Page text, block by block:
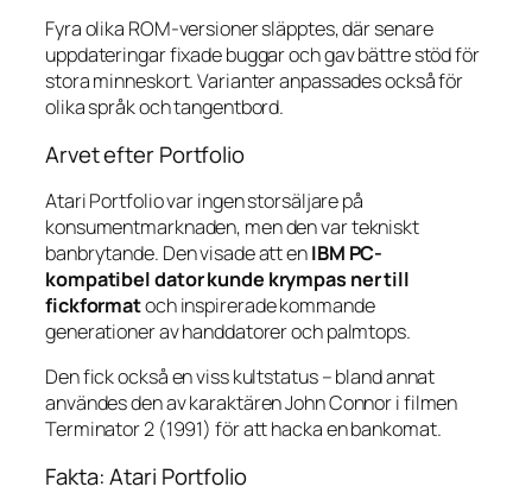
Fyra olika ROM-versioner släpptes, där senare
uppdateringar fixade buggar och gav bättre stöd för
stora minneskort. Varianter anpassades också för
olika språk och tangentbord.
Arvet efter Portfolio
Atari Portfolio var ingen storsäljare på
konsumentmarknaden, men den var tekniskt
banbrytande. Den visade att enIBM PC-
kompatibel dator kunde krympas ner till
fickformatoch inspirerade kommande
generationer av handdatorer och palmtops.
Den fick också en viss kultstatus – bland annat
användes den av karaktären John Connor i filmen
Terminator 2(1991) för att hacka en bankomat.
Fakta: Atari Portfolio